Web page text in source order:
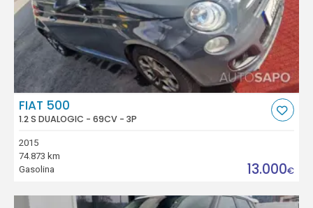
FIAT 500
1.2 S DUALOGIC - 69CV - 3P
2015
74.873 km
Gasolina
13.000€